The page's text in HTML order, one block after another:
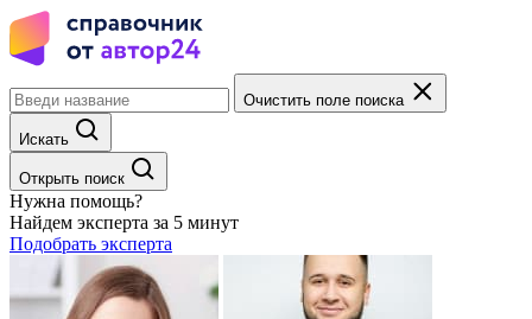
Очистить поле поиска
Искать
Открыть поиск
Нужна помощь?
Найдем эксперта за 5 минут
Подобрать эксперта